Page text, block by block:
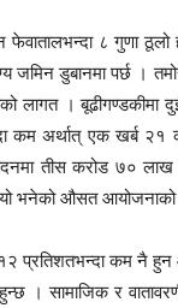
८ गुणा ठूलो
जमिन डुबानमा पर्छ ।
लागत ।
कम अर्थात् एक खर्ब
तीस करोड ७० लाख
औसत आयोजनाको
प्रतिशतभन्दा कम नै
सामाजिक र